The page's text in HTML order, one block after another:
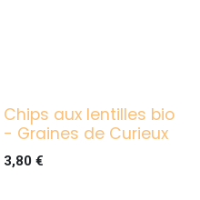
Chips aux lentilles bio
- Graines de Curieux
3,80€